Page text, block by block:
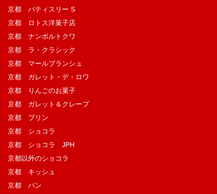
京都 パティスリー S
京都 ロトス洋菓子店
京都 ナンポルトクワ
京都 ラ・クラシック
京都 マールブランシュ
京都 ガレット・デ・ロワ
京都 りんごのお菓子
京都 ガレット＆クレープ
京都 プリン
京都 ショコラ
京都 ショコラ JPH
京都以外のショコラ
京都 キッシュ
京都 パン